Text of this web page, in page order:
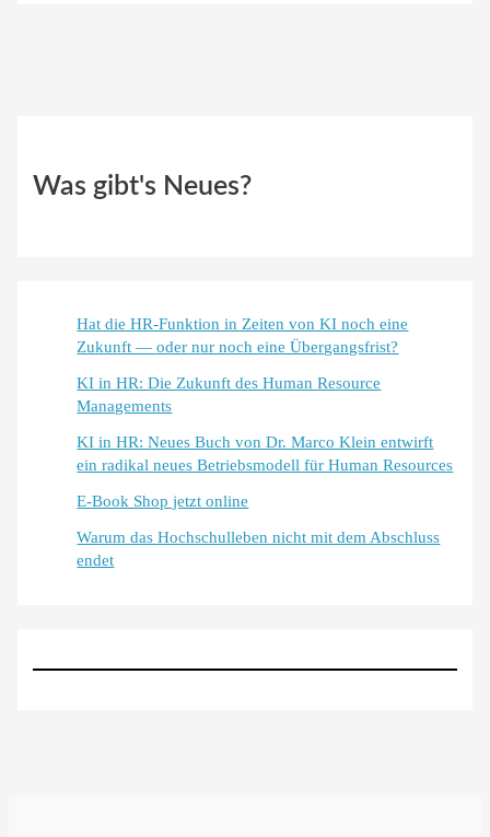
Was gibt's Neues?
Hat die HR-Funktion in Zeiten von KI noch eine
Zukunft — oder nur noch eine Übergangsfrist?
KI in HR: Die Zukunft des Human Resource
Managements
KI in HR: Neues Buch von Dr. Marco Klein entwirft
ein radikal neues Betriebsmodell für Human Resources
E-Book Shop jetzt online
Warum das Hochschulleben nicht mit dem Abschluss
endet